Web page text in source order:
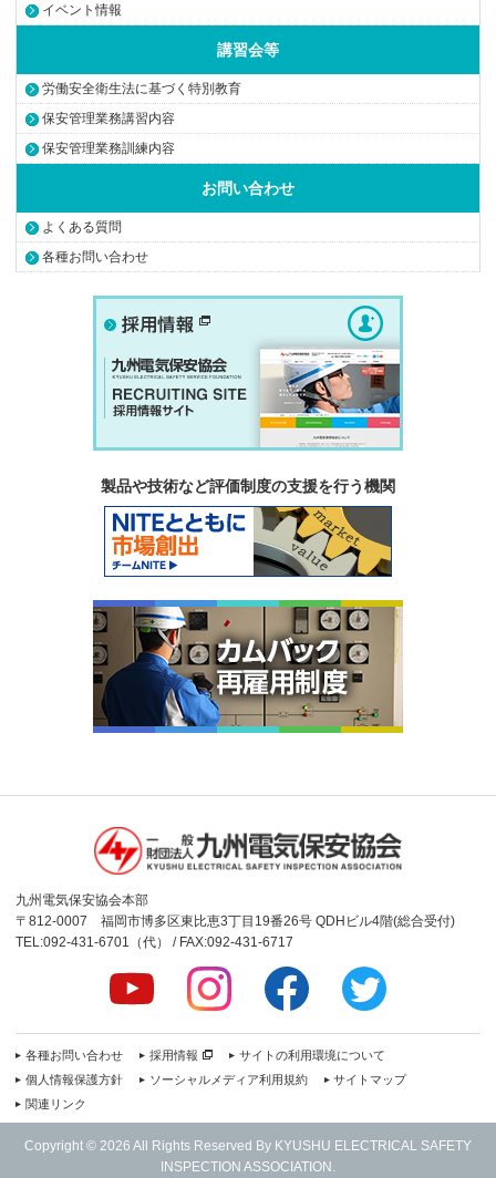
イベント情報
講習会等
労働安全衛生法に基づく特別教育
保安管理業務講習内容
保安管理業務訓練内容
お問い合わせ
よくある質問
各種お問い合わせ
製品や技術など評価制度の支援を行う機関
九州電気保安協会本部
〒812-0007 福岡市博多区東比恵3丁目19番26号 QDHビル4階(総合受付)
TEL:092-431-6701（代） / FAX:092-431-6717
各種お問い合わせ 採用情報
サイトの利用環境について
個人情報保護方針
ソーシャルメディア利用規約
サイトマップ
関連リンク
Copyright © 2026 All Rights Reserved By KYUSHU ELECTRICAL SAFETY
INSPECTION ASSOCIATION.